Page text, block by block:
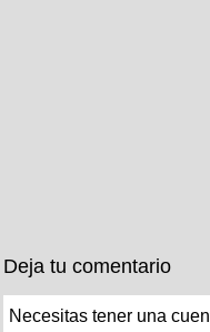
Deja tu comentario
Necesitas tener una